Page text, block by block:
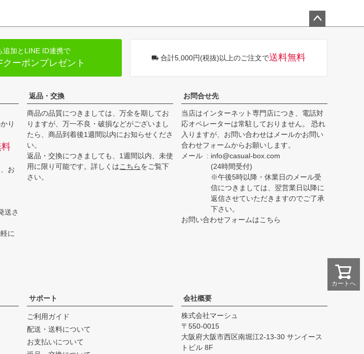
カートへ
追加とLINE ID連携で
クーポンプレゼント 合計5,000円(税抜)以上のご注文で送料無料
り
お
送さ
に
返品・交換
商品の品質につきましては、万全を期してお
りますが、万一不良・破損などがございまし
たら、商品到着後1週間以内にお知らせくださ
い。
返品・交換につきましても、1週間以内、未使
用に限り可能です。詳しくはこちらをご覧下
さい。
お問合せ先
当店はインターネット専門店につき、電話対
応オペレーターは常駐しておりません。 恐れ
入りますが、お問い合わせはメールかお問い
合わせフォームからお願いします。
メール
info@casual-box.com
(24時間受付)
※午後5時以降・休業日のメール受
信につきましては、翌営業日以降に
返信させていただきますのでご了承
下さい。
お問い合わせフォームはこちら
サポート
ご利用ガイド
配送・送料について
お支払いについて
会社概要
株式会社マーシュ
550-0015
大阪府大阪市西区南堀江2-13-30 サンイース
トビル 8F